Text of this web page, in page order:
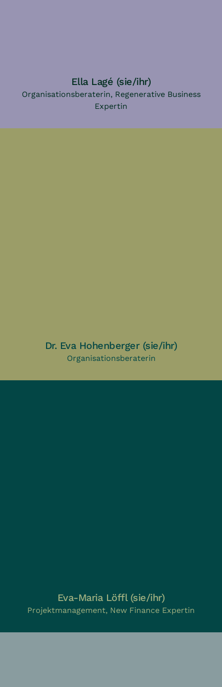
Ella Lagé (sie/ihr)
Organisationsberaterin, Regenerative Business
Expertin
Dr. Eva Hohenberger (sie/ihr)
Organisationsberaterin
Eva-Maria Löffl (sie/ihr)
Projektmanagement, New Finance Expertin